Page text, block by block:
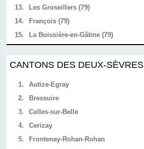
13.
Les Groseillers (79)
14.
François (79)
15.
La Boissière-en-Gâtine (79)
CANTONS DES DEUX-SÈVRES
1.
Autize-Egray
2.
Bressuire
3.
Celles-sur-Belle
4.
Cerizay
5.
Frontenay-Rohan-Rohan